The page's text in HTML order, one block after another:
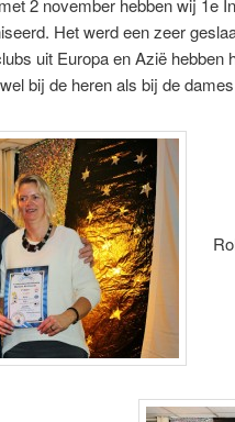
Het werd een zeer
uit Europa en Azië hebben
bij de heren als bij de